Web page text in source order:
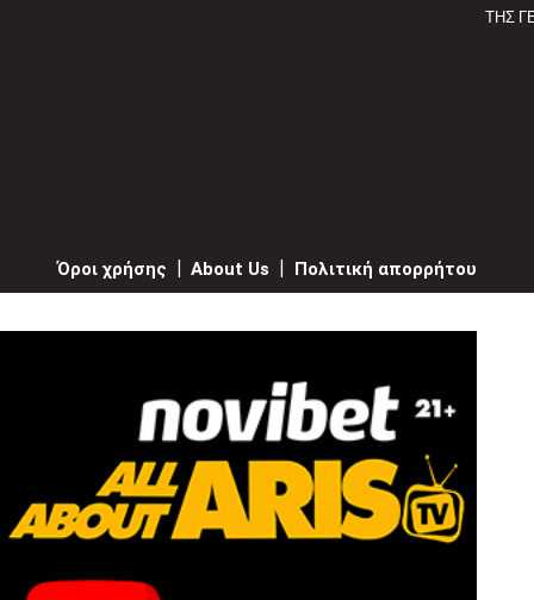
ΤΗΣ
Όροι χρήσης About Us Πολιτική απορρήτου